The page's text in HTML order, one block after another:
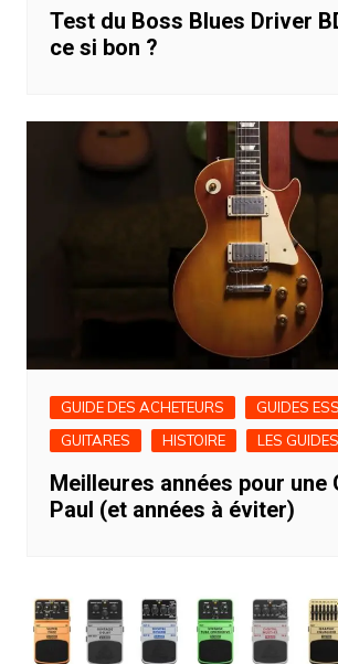
Test du Boss Blues Driver
ce si bon ?
GUIDE DES ACHETEURS
GUIDES
GUITARES
HISTOIRE LES GUIDES
Meilleures années pour une
Paul (et années à éviter)